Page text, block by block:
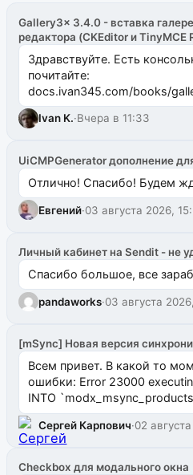
Gallery3x 3.4.0 - вставка
редактора (CKEditor и TinyMCE
Здравствуйте. Есть
почитайте:
docs.ivan345.com/books/
ms2galleryphp
Ivan K.·Вчера в 11:33
UiCMPGenerator дополнение
Отлично! Спасибо! Будем
Евгений·03 августа 2026,
Личный кабинет на Sendit - не
Спасибо большое, все
pandaworks·03 августа
[mSync] Новая версия
Всем привет. В какой то
ошибки: Error 23000
INTO
`uuid_1c`) VALUES ...
Сергей Карпович·02
Checkbox для модального окна